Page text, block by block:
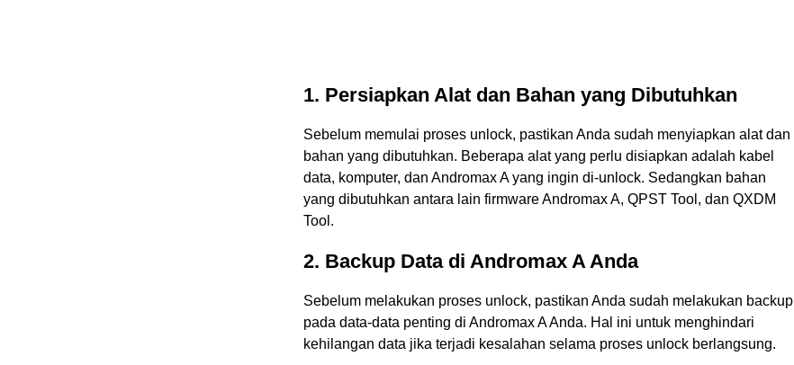
1. Persiapkan Alat dan Bahan yang Dibutuhkan
Sebelum memulai proses unlock, pastikan Anda sudah menyiapkan alat dan
bahan yang dibutuhkan. Beberapa alat yang perlu disiapkan adalah kabel
data, komputer, dan Andromax A yang ingin di-unlock. Sedangkan bahan
yang dibutuhkan antara lain firmware Andromax A, QPST Tool, dan QXDM
Tool.
2. Backup Data di Andromax A Anda
Sebelum melakukan proses unlock, pastikan Anda sudah melakukan backup
pada data-data penting di Andromax A Anda. Hal ini untuk menghindari
kehilangan data jika terjadi kesalahan selama proses unlock berlangsung.